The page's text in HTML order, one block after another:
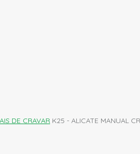
DE CRAVAR K25 - ALICATE MANUAL